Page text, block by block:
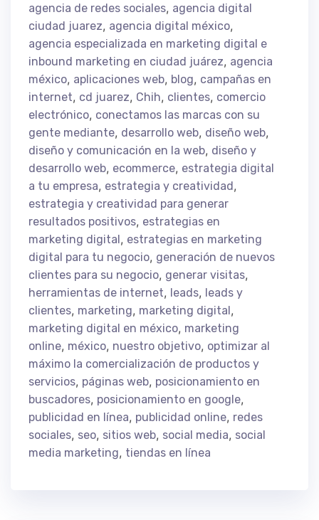
agencia de redes sociales, agencia digital
ciudad juarez, agencia digital méxico,
agencia especializada en marketing digital e
inbound marketing en ciudad juárez, agencia
méxico, aplicaciones web, blog, campañas en
internet, cd juarez, Chih, clientes, comercio
electrónico, conectamos las marcas con su
gente mediante, desarrollo web, diseño web,
diseño y comunicación en la web, diseño y
desarrollo web, ecommerce, estrategia digital
a tu empresa, estrategia y creatividad ,
estrategia y creatividad para generar
resultados positivos, estrategias en
marketing digital , estrategias en marketing
digital para tu negocio, generación de nuevos
clientes para su negocio, generar visitas,
herramientas de internet, leads, leads y
clientes, marketing, marketing digital ,
marketing digital en méxico, marketing
online, méxico, nuestro objetivo, optimizar al
máximo la comercialización de productos y
servicios, páginas web, posicionamiento en
buscadores, posicionamiento en google,
publicidad en línea, publicidad online, redes
sociales, seo, sitios web, social media, social
media marketing, tiendas en línea